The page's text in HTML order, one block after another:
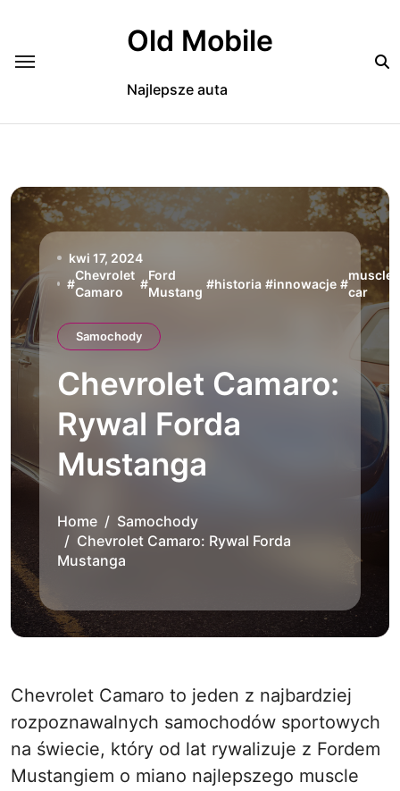
Old Mobile
Najlepsze auta
kwi 17, 2024
#
Chevrolet
Camaro
#
Ford
Mustang
#historia #innowacje #
muscle
car
Samochody
Chevrolet Camaro:
Rywal Forda
Mustanga
Home
Samochody
Chevrolet Camaro: Rywal Forda
Mustanga
Chevrolet Camaro to jeden z najbardziej
rozpoznawalnych samochodów sportowych
na świecie, który od lat rywalizuje z Fordem
Mustangiem o miano najlepszego muscle